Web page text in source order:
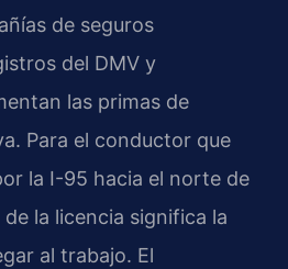
de seguros
del DMV y
las primas de
Para el conductor que
la I-95 hacia el norte de
la licencia significa la
al trabajo. El